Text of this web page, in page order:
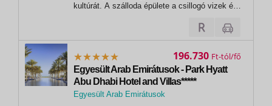
kultúrát. A szálloda épülete a csillogó vizek és
Dhabi kiskereskedelmi, szórakoztató és
lakóközpontjának szívében található, valamint
Egyesült Arab Emirátusok - Park Hyatt
Abu Dhabi Hotel and Villas*****
Egyesült Arab Emirátusok
196.730 Ft